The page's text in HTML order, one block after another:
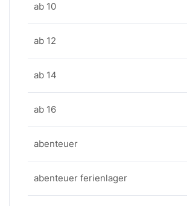
ab 10
ab 12
ab 14
ab 16
abenteuer
abenteuer ferienlager